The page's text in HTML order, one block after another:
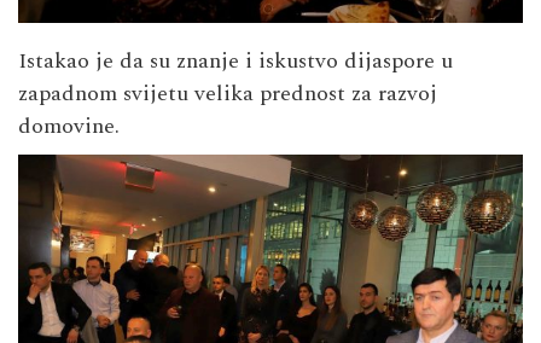
Istakao je da su znanje i iskustvo dijaspore u
zapadnom svijetu velika prednost za razvoj
domovine.